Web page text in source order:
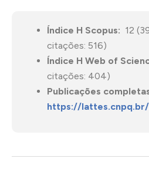
Índice H Scopus: 12
citações: 516)
Índice H Web of
citações: 404)
Publicações
https://